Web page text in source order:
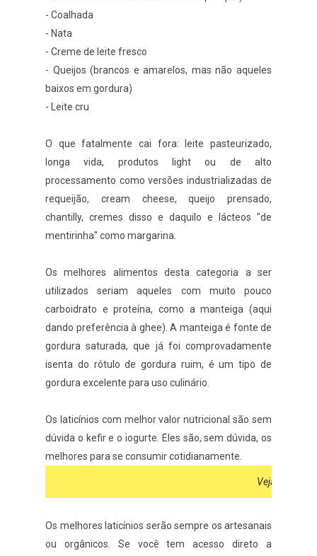
- Coalhada
- Nata
- Creme de leite fresco
- Queijos (brancos e amarelos, mas não aqueles
baixos em gordura)
- Leite cru
O que fatalmente cai fora: leite pasteurizado,
longa vida, produtos light ou de alto
processamento como versões industrializadas de
requeijão, cream cheese, queijo prensado,
chantilly, cremes disso e daquilo e lácteos "de
mentirinha" como margarina.
Os melhores alimentos desta categoria a ser
utilizados seriam aqueles com muito pouco
carboidrato e proteína, como a manteiga (aqui
dando preferência à ghee). A manteiga é fonte de
gordura saturada, que já foi comprovadamente
isenta do rótulo de gordura ruim, é um tipo de
gordura excelente para uso culinário.
Os laticínios com melhor valor nutricional são sem
dúvida o kefir e o iogurte. Eles são, sem dúvida, os
melhores para se consumir cotidianamente.
Veja este
Os melhores laticínios serão sempre os artesanais
ou orgânicos. Se você tem acesso direto a